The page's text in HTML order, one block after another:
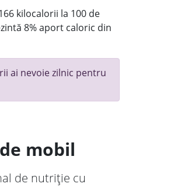
kilocalorii la 100 de
8% aport caloric din
ai nevoie zilnic pentru
mobil
de nutriție cu